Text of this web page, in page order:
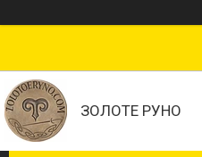
ЗОЛОТЕ РУНО